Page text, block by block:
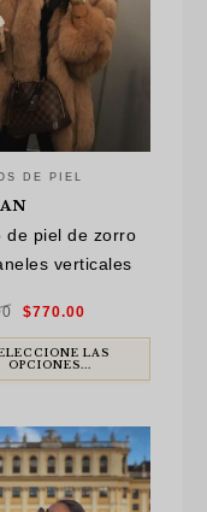
DE PIEL
de piel de zorro
verticales
El
precio
era:
$940.00.
$770.00precio
es:
$770.00.
LAS
OPCIONES...